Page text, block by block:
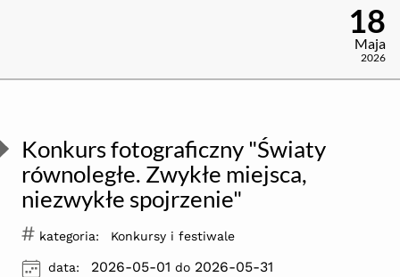
18
Maja
2026
Konkurs fotograficzny "Światy
równoległe. Zwykłe miejsca,
niezwykłe spojrzenie"
# kategoria: Konkursy i festiwale
ikona
data: 2026-05-01 do 2026-05-31